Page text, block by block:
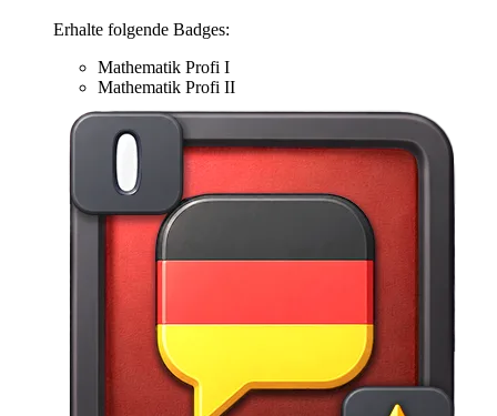
Erhalte folgende Badges:
Mathematik Profi I
Mathematik Profi II